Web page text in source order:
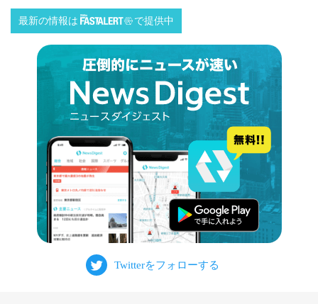
最新の情報は で提供中